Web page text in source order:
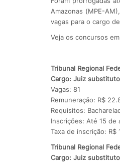
Amazonas (MPE-
vagas para o cargo
Veja os concursos
Tribunal Regional
Cargo: Juiz substituto
Vagas: 81
Remuneração: R$
Requisitos:
Inscrições: Até 15
Taxa de inscrição: R$
Tribunal Regional
Cargo: Juiz substituto